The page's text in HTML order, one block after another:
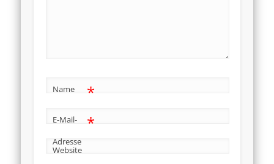
Name *
E-Mail-
Adresse
*
Website